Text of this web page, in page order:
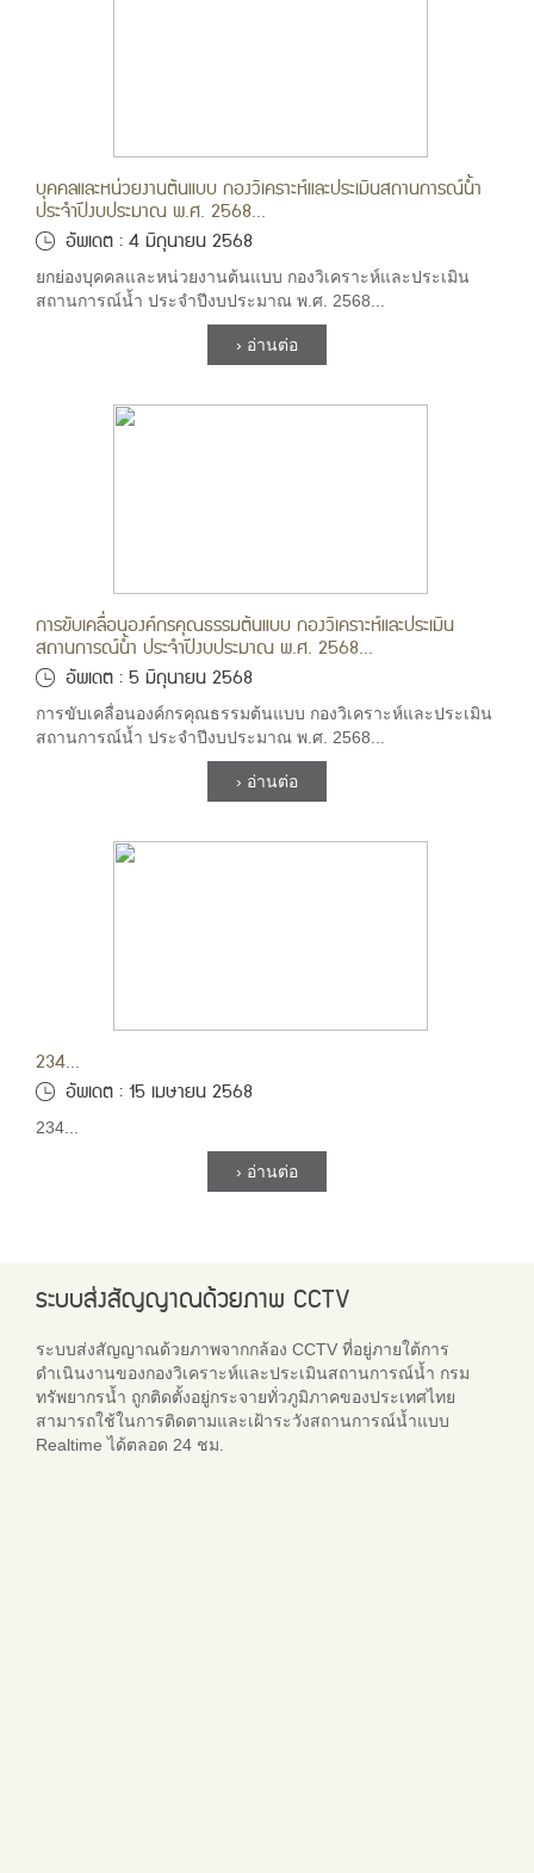
บุคคลและหน่วยงานต้นแบบ กองวิเคราะห์และประเมินสถานการณ์น้ำ
ประจำปีงบประมาณ พ.ศ. 2568...
อัพเดต : 4 มิถุนายน 2568
ยกย่องบุคคลและหน่วยงานต้นแบบ กองวิเคราะห์และประเมิน
สถานการณ์น้ำ ประจำปีงบประมาณ พ.ศ. 2568...
› อ่านต่อ
การขับเคลื่อนองค์กรคุณธรรมต้นแบบ กองวิเคราะห์และประเมิน
สถานการณ์น้ำ ประจำปีงบประมาณ พ.ศ. 2568...
อัพเดต : 5 มิถุนายน 2568
การขับเคลื่อนองค์กรคุณธรรมต้นแบบ กองวิเคราะห์และประเมิน
สถานการณ์น้ำ ประจำปีงบประมาณ พ.ศ. 2568...
› อ่านต่อ
234...
อัพเดต : 15 เมษายน 2568
234...
› อ่านต่อ
ระบบส่งสัญญาณด้วยภาพ CCTV
ระบบส่งสัญญาณด้วยภาพจากกล้อง CCTV ที่อยู่ภายใต้การ
ดำเนินงานของกองวิเคราะห์และประเมินสถานการณ์น้ำ กรม
ทรัพยากรน้ำ ถูกติดตั้งอยู่กระจายทั่วภูมิภาคของประเทศไทย
สามารถใช้ในการติดตามและเฝ้าระวังสถานการณ์น้ำแบบ
Realtime ได้ตลอด 24 ชม.